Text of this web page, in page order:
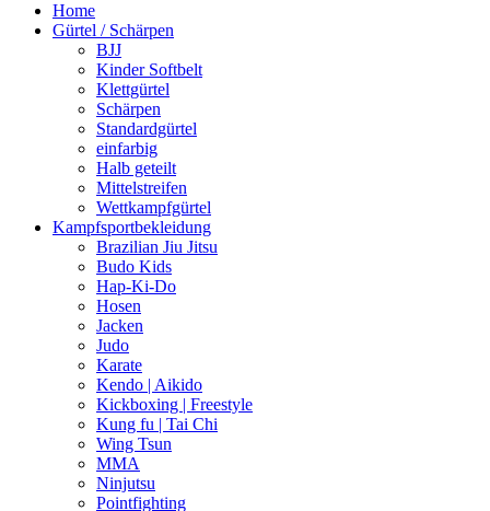
Home
Gürtel / Schärpen
BJJ
Kinder Softbelt
Klettgürtel
Schärpen
Standardgürtel
einfarbig
Halb geteilt
Mittelstreifen
Wettkampfgürtel
Kampfsportbekleidung
Brazilian Jiu Jitsu
Budo Kids
Hap-Ki-Do
Hosen
Jacken
Judo
Karate
Kendo | Aikido
Kickboxing | Freestyle
Kung fu | Tai Chi
Wing Tsun
MMA
Ninjutsu
Pointfighting